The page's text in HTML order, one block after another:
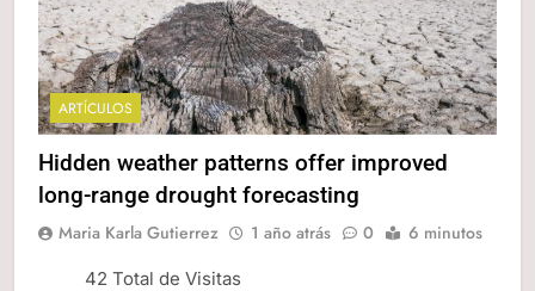
ARTÍCULOS
Hidden weather patterns offer improved
long-range drought forecasting
Maria Karla Gutierrez 1 año atrás 0 6 minutos
42 Total de Visitas